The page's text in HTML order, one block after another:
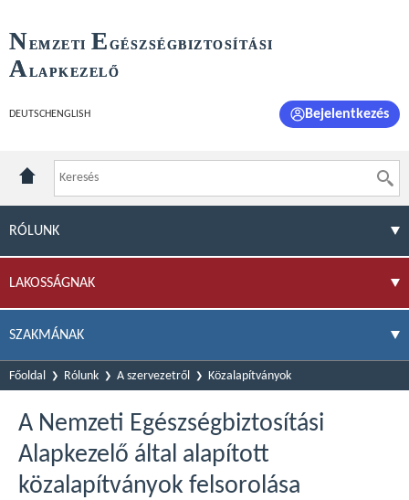
NEMZETI E GÉSZSÉGBIZTOSÍTÁSI
ALAPKEZELŐ
DEUTSCH ENGLISH Bejelentkezés
RÓLUNK
LAKOSSÁGNAK
SZAKMÁNAK
Főoldal Rólunk A szervezetről Közalapítványok
A Nemzeti Egészségbiztosítási
Alapkezelő által alapított
közalapítványok felsorolása